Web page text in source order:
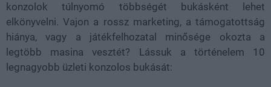
konzolok túlnyomó többségét bukásként lehet
elkönyvelni. Vajon a rossz marketing, a támogatottság
hiánya, vagy a játékfelhozatal minősége okozta a
legtöbb masina vesztét? Lássuk a történelem 10
legnagyobb üzleti konzolos bukását: